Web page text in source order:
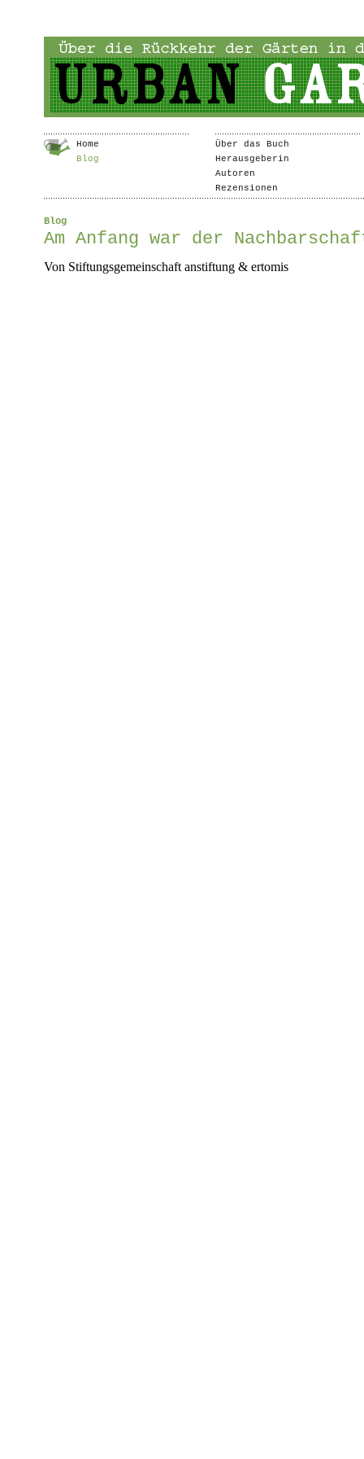
Home
Blog
Über das Buch
Herausgeberin
Autoren
Rezensionen
Blog
Am Anfang war der
Von Stiftungsgemeinschaft anstiftung & ertomis